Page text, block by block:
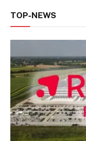
TOP-NEWS